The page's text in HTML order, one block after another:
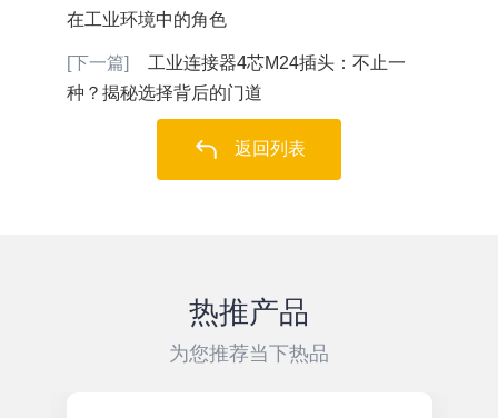
在工业环境中的角色
[下一篇]
工业连接器4芯M24插头：不止一
种？揭秘选择背后的门道
返回列表
热推产品
为您推荐当下热品